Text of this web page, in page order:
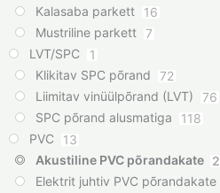
Kalasaba parkett
16
Mustriline parkett 7
LVT/SPC
1
Klikitav SPC põrand
72
Liimitav vinüülpõrand (LVT)
76
SPC põrand alusmatiga
118
PVC
13
Akustiline PVC põrandakate 2
Elektrit juhtiv PVC põrandakate